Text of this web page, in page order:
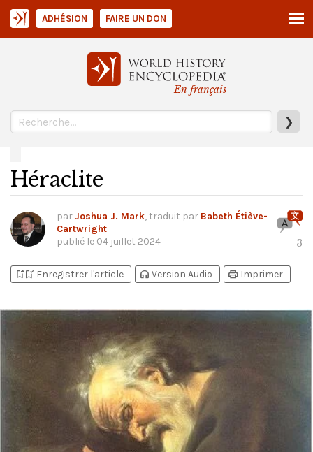
En français
❯
ADHÉSION FAIRE UN DON
Héraclite
par Joshua J. Mark, traduit par Babeth Étiève-
Cartwright
publié le 04 juillet 2024 3
bookmark_addbookmark_added Enregistrer l'article headphones Version Audio print Imprimer